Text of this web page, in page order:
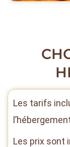
Les tarifs
Les prix sont